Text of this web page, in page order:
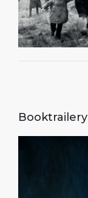
Booktrailery